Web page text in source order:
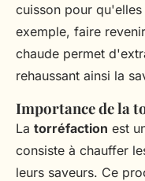
cuisson pour
exemple, faire
chaude permet
rehaussant ainsi la
Importance de la
La torréfaction est
consiste à chauffer
leurs saveurs. Ce